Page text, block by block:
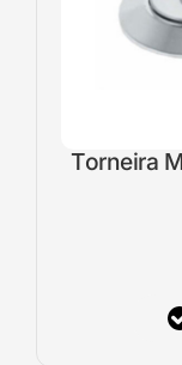
Torneira